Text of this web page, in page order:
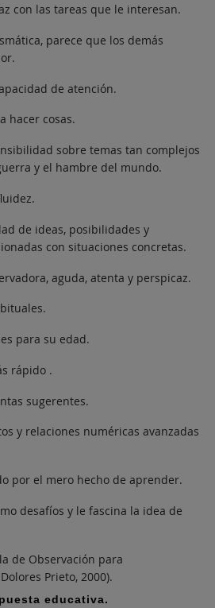
con las tareas que le interesan.
parece que los demás
de atención.
hacer cosas.
sobre temas tan complejos
y el hambre del mundo.
de ideas, posibilidades y
con situaciones concretas.
aguda, atenta y perspicaz.
para su edad.
rápido .
sugerentes.
y relaciones numéricas avanzadas
por el mero hecho de aprender.
desafíos y le fascina la idea de
de Observación para
Prieto, 2000).
educativa.